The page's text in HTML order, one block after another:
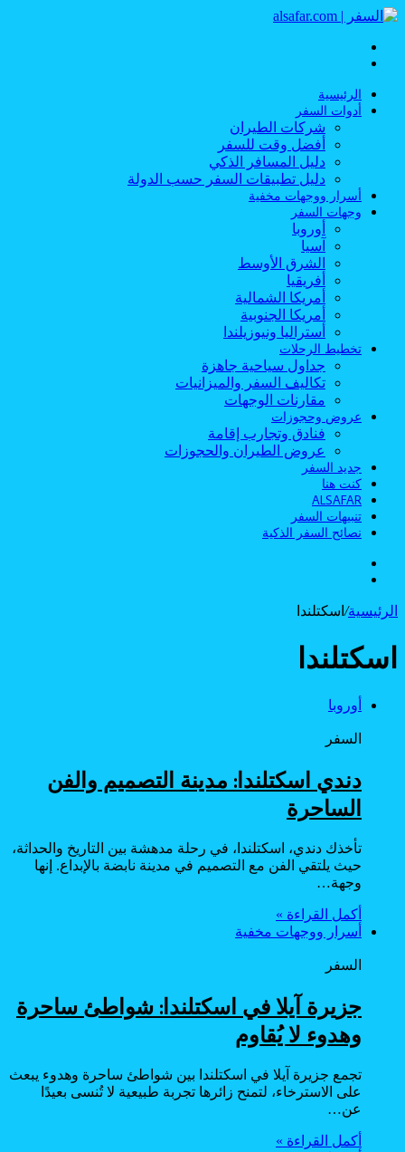
الرئيسية
أدوات السفر
شركات الطيران
أفضل وقت للسفر
دليل المسافر الذكي
دليل تطبيقات السفر حسب الدولة
أسرار ووجهات مخفية
وجهات السفر
أوروبا
آسيا
الشرق الأوسط
أفريقيا
أمريكا الشمالية
أمريكا الجنوبية
أستراليا ونيوزيلندا
تخطيط الرحلات
جداول سياحية جاهزة
تكاليف السفر والميزانيات
مقارنات الوجهات
عروض وحجوزات
فنادق وتجارب إقامة
عروض الطيران والحجوزات
جديد السفر
كنت هنا
ALSAFAR
تنبيهات السفر
نصائح السفر الذكية
الرئيسية/ اسكتلندا
اسكتلندا
أوروبا
السفر
دندي اسكتلندا: مدينة التصميم والفن
الساحرة
تأخذك دندي، اسكتلندا، في رحلة مدهشة بين التاريخ والحداثة،
حيث يلتقي الفن مع التصميم في مدينة نابضة بالإبداع. إنها
وجهة…
أكمل القراءة »
أسرار ووجهات مخفية
السفر
جزيرة آيلا في اسكتلندا: شواطئ ساحرة
وهدوء لا يُقاوم
تجمع جزيرة آيلا في اسكتلندا بين شواطئ ساحرة وهدوء يبعث
على الاسترخاء، لتمنح زائرها تجربة طبيعية لا تُنسى بعيدًا
عن…
أكمل القراءة »